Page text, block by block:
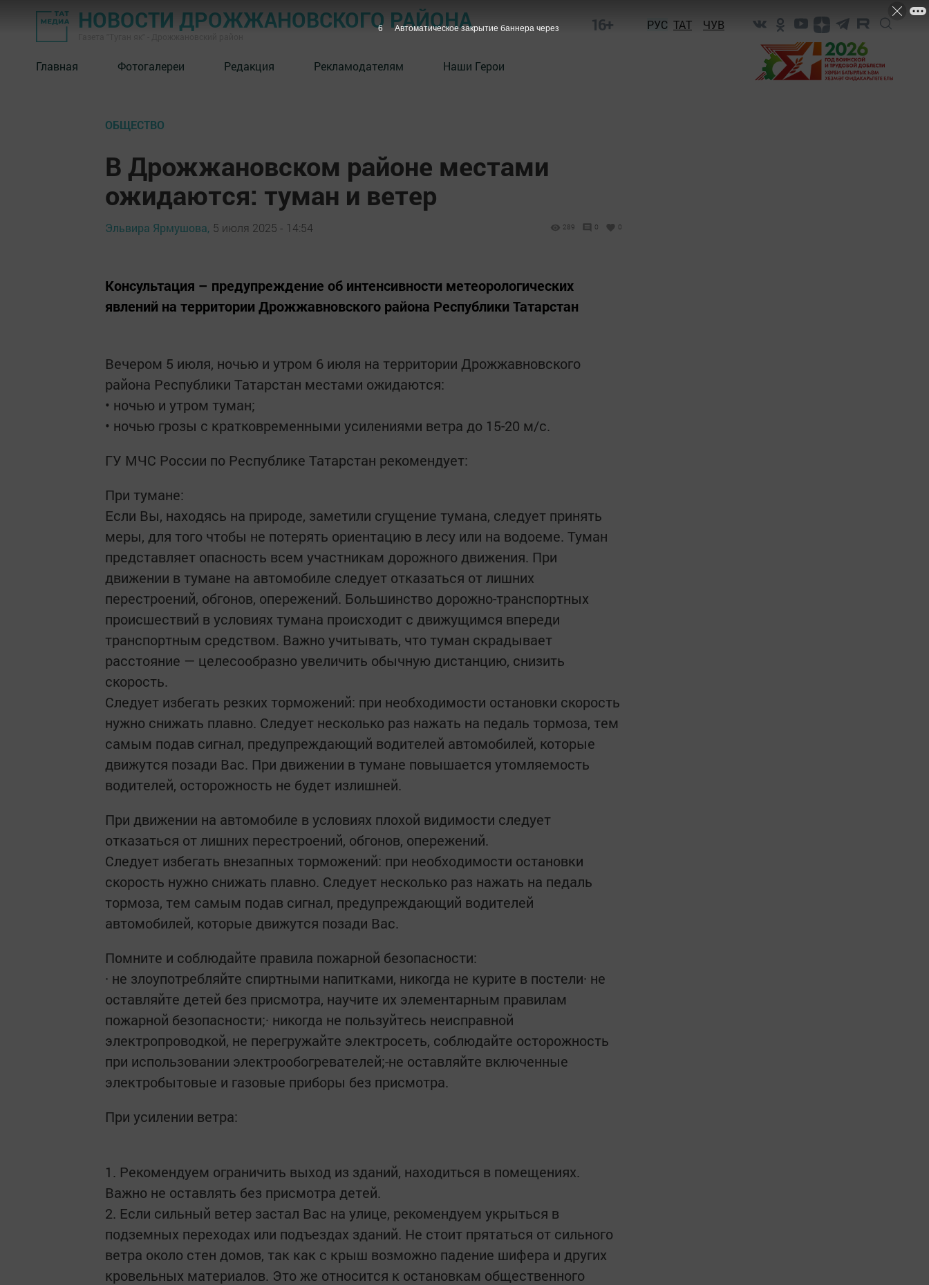
НОВОСТИ ДРОЖЖАНОВСКОГО РАЙОНА 16+ РУС ТАТ ЧУВ
Главная Фотогалереи Редакция Рекламодателям Наши Герои
ОБЩЕСТВО
В Дрожжановском районе местами
ожидаются: туман и ветер
Эльвира Ярмушова, 5 июля 2025 - 14:54 289 0 0
Консультация – предупреждение об интенсивности метеорологических
явлений на территории Дрожжавновского района Республики Татарстан
Вечером 5 июля, ночью и утром 6 июля на территории Дрожжавновского
района Республики Татарстан местами ожидаются:
• ночью и утром туман;
• ночью грозы с кратковременными усилениями ветра до 15-20 м/с.
ГУ МЧС России по Республике Татарстан рекомендует:
При тумане:
Если Вы, находясь на природе, заметили сгущение тумана, следует принять
меры, для того чтобы не потерять ориентацию в лесу или на водоеме. Туман
представляет опасность всем участникам дорожного движения. При
движении в тумане на автомобиле следует отказаться от лишних
перестроений, обгонов, опережений. Большинство дорожно-транспортных
происшествий в условиях тумана происходит с движущимся впереди
транспортным средством. Важно учитывать, что туман скрадывает
расстояние — целесообразно увеличить обычную дистанцию, снизить
скорость.
Следует избегать резких торможений: при необходимости остановки скорость
нужно снижать плавно. Следует несколько раз нажать на педаль тормоза, тем
самым подав сигнал, предупреждающий водителей автомобилей, которые
движутся позади Вас. При движении в тумане повышается утомляемость
водителей, осторожность не будет излишней.
При движении на автомобиле в условиях плохой видимости следует
отказаться от лишних перестроений, обгонов, опережений.
Следует избегать внезапных торможений: при необходимости остановки
скорость нужно снижать плавно. Следует несколько раз нажать на педаль
тормоза, тем самым подав сигнал, предупреждающий водителей
автомобилей, которые движутся позади Вас.
Помните и соблюдайте правила пожарной безопасности:
· не злоупотребляйте спиртными напитками, никогда не курите в постели· не
оставляйте детей без присмотра, научите их элементарным правилам
пожарной безопасности;· никогда не пользуйтесь неисправной
электропроводкой, не перегружайте электросеть, соблюдайте осторожность
при использовании электрообогревателей;-не оставляйте включенные
электробытовые и газовые приборы без присмотра.
При усилении ветра:
1. Рекомендуем ограничить выход из зданий, находиться в помещениях.
Важно не оставлять без присмотра детей.
2. Если сильный ветер застал Вас на улице, рекомендуем укрыться в
подземных переходах или подъездах зданий. Не стоит прятаться от сильного
ветра около стен домов, так как с крыш возможно падение шифера и других
кровельных материалов. Это же относится к остановкам общественного
5 Автоматическое закрытие баннера через